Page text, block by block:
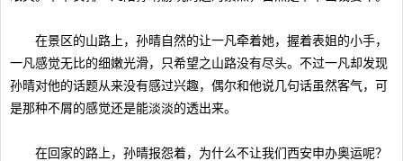
在景区的山路上，孙晴自然的让一凡牵着她，握着表姐的小手，
一凡感觉无比的细嫩光滑，只希望之山路没有尽头。不过一凡却发现
孙晴对他的话题从来没有感过兴趣，偶尔和他说几句话虽然客气，可
是那种不屑的感觉还是能淡淡的透出来。
在回家的路上，孙晴报怨着，为什么不让我们西安申办奥运呢？